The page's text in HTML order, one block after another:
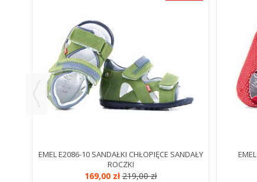
EMEL E2086-10 SANDAŁKI CHŁOPIĘCE SANDAŁY
ROCZKI
169,00 zł219,00 zł